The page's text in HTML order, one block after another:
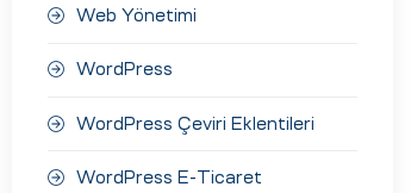
Web Yönetimi
WordPress
WordPress Çeviri Eklentileri
WordPress E-Ticaret